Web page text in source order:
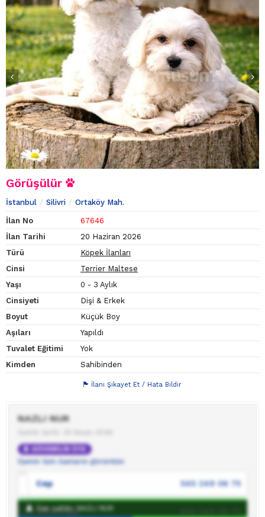
Görüşülür
İstanbul Silivri Ortaköy Mah.
İlan No
67646
İlan Tarihi
20 Haziran 2026
Türü
Köpek İlanları
Cinsi
Terrier Maltese
Yaşı
0 - 3 Aylık
Cinsiyeti
Dişi & Erkek
Boyut
Küçük Boy
Aşıları
Yapıldı
Tuvalet Eğitimi
Yok
Kimden
Sahibinden
İlanı Şikayet Et / Hata Bildir
NAZLI NUR
Üyenin tüm ilanlarını görüntüle
Cep 545 249 06 75
WhatsApp
İlan sahibi: NAZLI NUR